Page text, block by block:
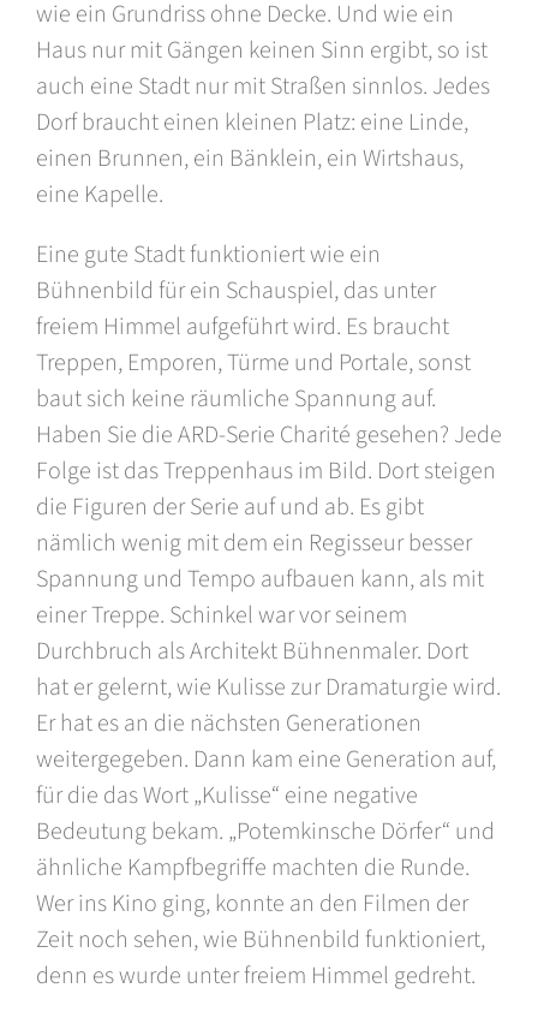
wie ein Grundriss ohne Decke. Und wie ein
Haus nur mit Gängen keinen Sinn ergibt, so ist
auch eine Stadt nur mit Straßen sinnlos. Jedes
Dorf braucht einen kleinen Platz: eine Linde,
einen Brunnen, ein Bänklein, ein Wirtshaus,
eine Kapelle.
Eine gute Stadt funktioniert wie ein
Bühnenbild für ein Schauspiel, das unter
freiem Himmel aufgeführt wird. Es braucht
Treppen, Emporen, Türme und Portale, sonst
baut sich keine räumliche Spannung auf.
Haben Sie die ARD-Serie Charité gesehen? Jede
Folge ist das Treppenhaus im Bild. Dort steigen
die Figuren der Serie auf und ab. Es gibt
nämlich wenig mit dem ein Regisseur besser
Spannung und Tempo aufbauen kann, als mit
einer Treppe. Schinkel war vor seinem
Durchbruch als Architekt Bühnenmaler. Dort
hat er gelernt, wie Kulisse zur Dramaturgie wird.
Er hat es an die nächsten Generationen
weitergegeben. Dann kam eine Generation auf,
für die das Wort „Kulisse“ eine negative
Bedeutung bekam. „Potemkinsche Dörfer“ und
ähnliche Kampfbegriffe machten die Runde.
Wer ins Kino ging, konnte an den Filmen der
Zeit noch sehen, wie Bühnenbild funktioniert,
denn es wurde unter freiem Himmel gedreht.